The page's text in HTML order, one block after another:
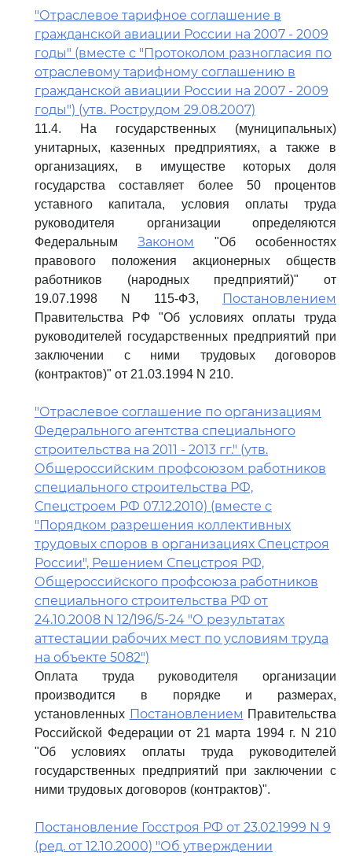
"Отраслевое тарифное соглашение в
гражданской авиации России на 2007 - 2009
годы" (вместе с "Протоколом разногласия по
отраслевому тарифному соглашению в
гражданской авиации России на 2007 - 2009
годы") (утв. Рострудом 29.08.2007)
11.4. На государственных (муниципальных)
унитарных, казенных предприятиях, а также в
организациях, в имуществе которых доля
государства составляет более 50 процентов
уставного капитала, условия оплаты труда
руководителя организации определяются
ФедеральнымЗаконом
"Об особенностях
правового положения акционерных обществ
работников (народных предприятий)" от
19.07.1998 N 115-ФЗ,
Постановлением
Правительства РФ "Об условиях оплаты труда
руководителей государственных предприятий при
заключении с ними трудовых договоров
(контрактов)" от 21.03.1994 N 210.
"Отраслевое соглашение по организациям
Федерального агентства специального
строительства на 2011 - 2013 гг." (утв.
Общероссийским профсоюзом работников
специального строительства РФ,
Спецстроем РФ 07.12.2010) (вместе с
"Порядком разрешения коллективных
трудовых споров в организациях Спецстроя
России", Решением Спецстроя РФ,
Общероссийского профсоюза работников
специального строительства РФ от
24.10.2008 N 12/196/5-24 "О результатах
аттестации рабочих мест по условиям труда
на объекте 5082")
Оплата труда руководителя организации
производится в порядке и размерах,
установленных Постановлением Правительства
Российской Федерации от 21 марта 1994 г. N 210
"Об условиях оплаты труда руководителей
государственных предприятий при заключении с
ними трудовых договоров (контрактов)".
Постановление Госстроя РФ от 23.02.1999 N 9
(ред. от 12.10.2000) "Об утверждении